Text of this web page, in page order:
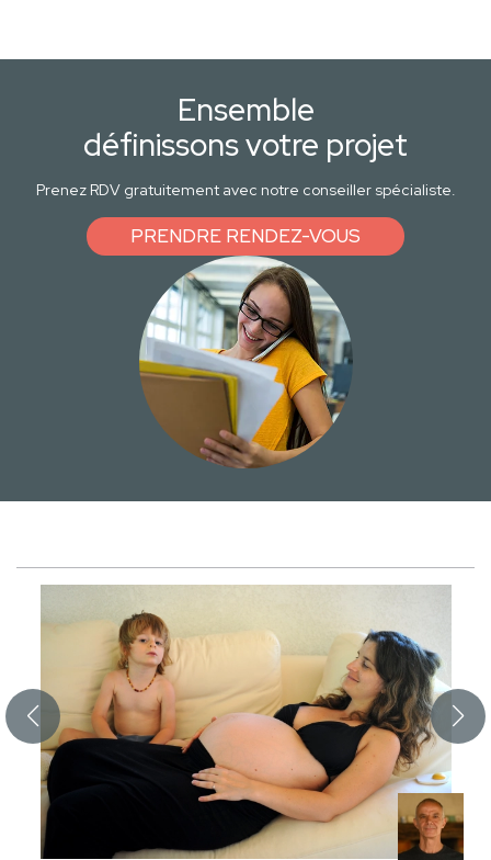
Ensemble
définissons votre projet
Prenez RDV gratuitement avec notre conseiller spécialiste.
PRENDRE RENDEZ-VOUS